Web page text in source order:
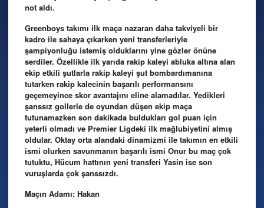
not aldı.
Greenboys takımı ilk maça nazaran daha takviyeli bir
kadro ile sahaya çıkarken yeni transferleriyle
şampiyonluğu istemiş olduklarını yine gözler önüne
serdiler. Özellikle ilk yarıda rakip kaleyi abluka altına alan
ekip etkili şutlarla rakip kaleyi şut bombardımanına
tutarken rakip kalecinin başarılı performansını
geçemeyince skor avantajını eline alamadılar. Yedikleri
şanssız gollerle de oyundan düşen ekip maça
tutunamazken son dakikada buldukları gol puan için
yeterli olmadı ve Premier Ligdeki ilk mağlubiyetini almış
oldular. Oktay orta alandaki dinamizmi ile takımın en etkili
ismi olurken savunmanın başarılı ismi Onur bu maç çok
tutuktu, Hücum hattının yeni transferi Yasin ise son
vuruşlarda çok şanssızdı.
Maçın Adamı: Hakan